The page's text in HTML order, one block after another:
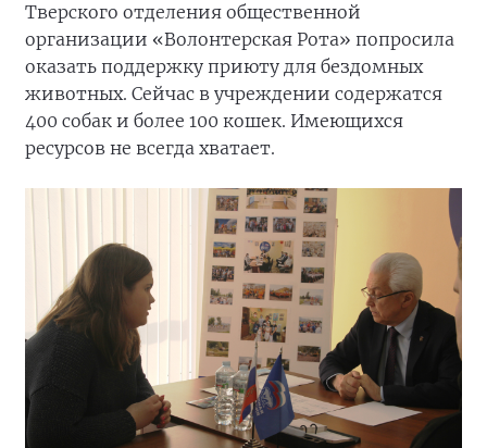
Тверского отделения общественной
организации «Волонтерская Рота» попросила
оказать поддержку приюту для бездомных
животных. Сейчас в учреждении содержатся
400 собак и более 100 кошек. Имеющихся
ресурсов не всегда хватает.